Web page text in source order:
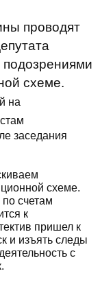
проводят
схеме.
на
заседания
схеме.
по счетам
к
пришел к
и изъять следы
с